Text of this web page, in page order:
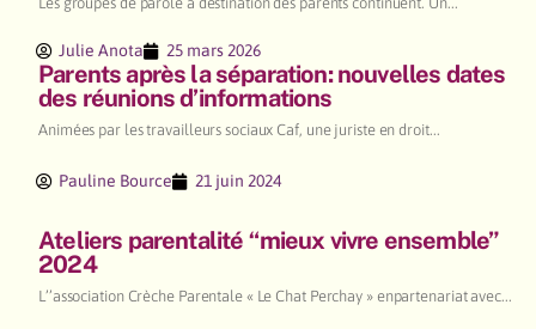
Julie Anota 25 mars 2026
Parents après la séparation: nouvelles dates
des réunions d’informations
Animées par les travailleurs sociaux Caf, une juriste en droit...
Pauline Bource 21 juin 2024
Ateliers parentalité “mieux vivre ensemble”
2024
L’’association Crèche Parentale « Le Chat Perchay » enpartenariat avec...